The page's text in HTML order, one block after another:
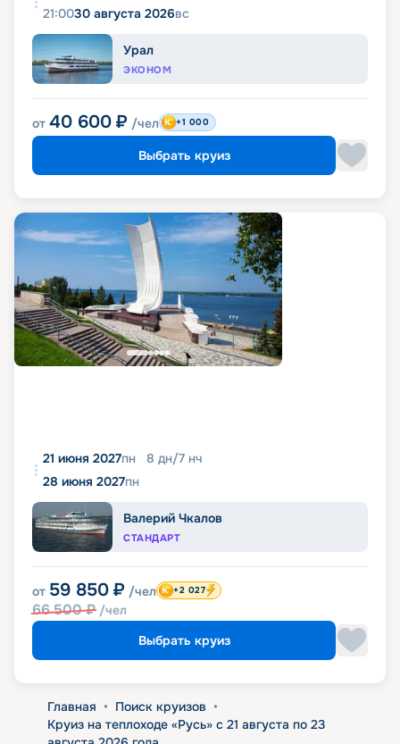
21:0030 августа 2026вс
Урал
ЭКОНОМ
от 40 600 ₽ /чел +1 000
Выбрать круиз
21 июня 2027пн 8 дн/7 нч
28 июня 2027пн
Валерий Чкалов
СТАНДАРТ
от 59 850 ₽ /чел
66 500₽ /чел
+2 027
Выбрать круиз
Главная • Поиск круизов •
Круиз на теплоходе «Русь» с 21 августа по 23